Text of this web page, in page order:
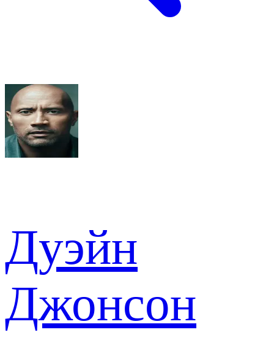
Дуэйн
Джонсон